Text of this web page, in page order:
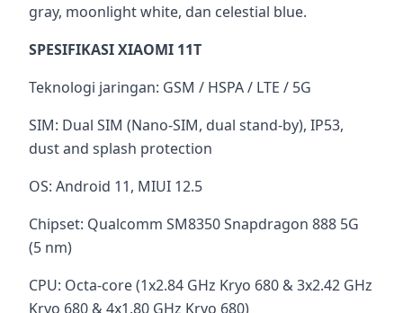
gray, moonlight white, dan celestial blue.
SPESIFIKASI XIAOMI 11T
Teknologi jaringan: GSM / HSPA / LTE / 5G
SIM: Dual SIM (Nano-SIM, dual stand-by), IP53,
dust and splash protection
OS: Android 11, MIUI 12.5
Chipset: Qualcomm SM8350 Snapdragon 888 5G
(5 nm)
CPU: Octa-core (1x2.84 GHz Kryo 680 & 3x2.42 GHz
Kryo 680 & 4x1.80 GHz Kryo 680)